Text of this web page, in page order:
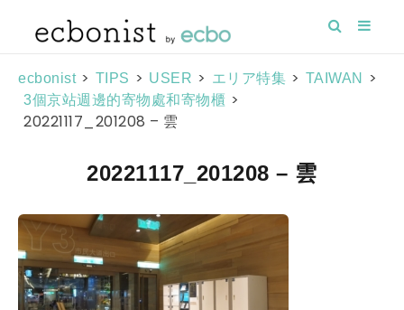
ecbonist > TIPS > USER > エリア特集 > TAIWAN >
3個京站週邊的寄物處和寄物櫃 >
20221117_201208 – 雲
20221117_201208 – 雲